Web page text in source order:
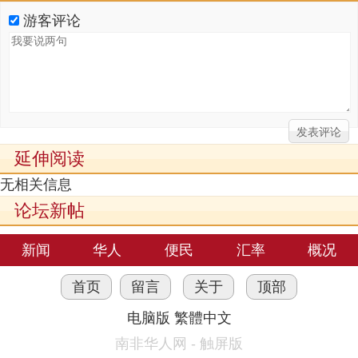
游客评论
延伸阅读
无相关信息
论坛新帖
新闻 华人 便民 汇率 概况
首页 留言 关于
顶部
电脑版 繁體中文
南非华人网 - 触屏版